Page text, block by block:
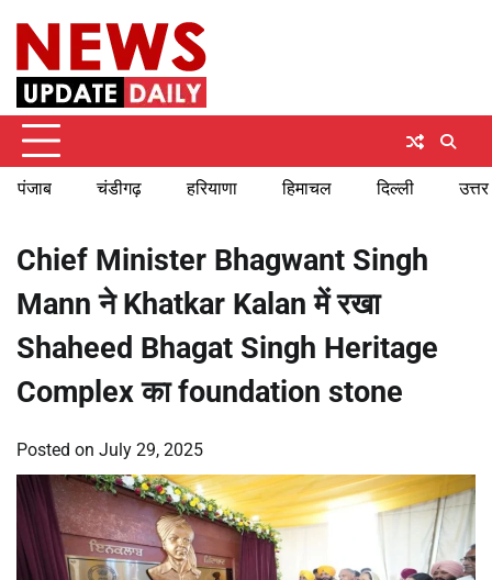
content
पंजाब चंडीगढ़ हरियाणा हिमाचल दिल्ली
Chief Minister Bhagwant Singh
Mann ने Khatkar Kalan में रखा
Shaheed Bhagat Singh Heritage
Complex का foundation stone
Posted on July 29, 2025